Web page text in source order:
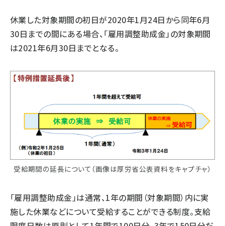
休業した対象期間の初日が2020年1月24日から同年6月
30日までの間にある場合、「雇用調整助成金」の対象期間
は2021年6月30日までとなる。
受給期間の延長について（画像は厚労省公表資料をキャプチャ）
「雇用調整助成金」は通常、1年の期間（対象期間）内に実
施した休業などについて受給することができる制度。支給